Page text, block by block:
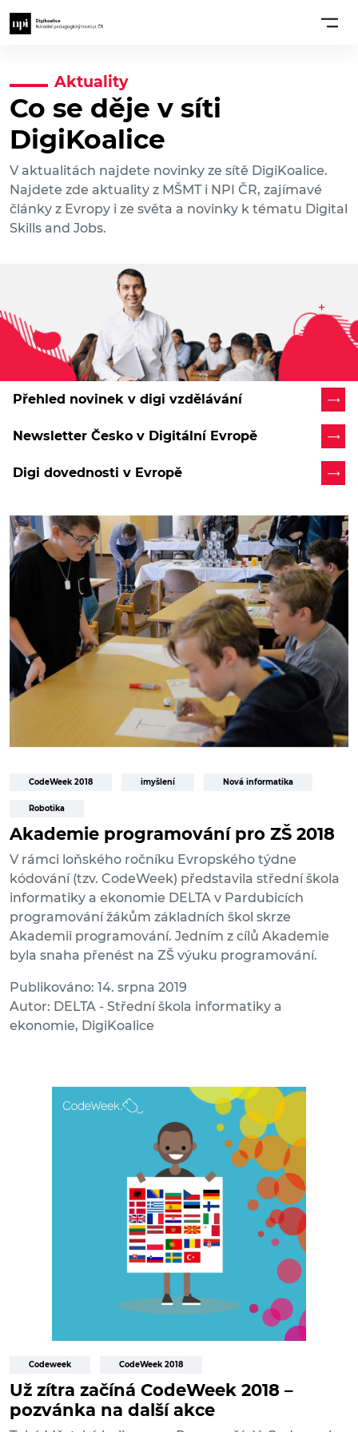
Aktuality
Co se děje v síti
DigiKoalice
V aktualitách najdete novinky ze sítě DigiKoalice.
Najdete zde aktuality z MŠMT i NPI ČR, zajímavé
články z Evropy i ze světa a novinky k tématu Digital
Skills and Jobs.
Přehled novinek v digi vzdělávání
Newsletter Česko v Digitální Evropě
Digi dovednosti v Evropě
CodeWeek 2018 imyšlení Nová informatika
Robotika
Akademie programování pro ZŠ 2018
V rámci loňského ročníku Evropského týdne
kódování (tzv. CodeWeek) představila střední škola
informatiky a ekonomie DELTA v Pardubicích
programování žákům základních škol skrze
Akademii programování. Jedním z cílů Akademie
byla snaha přenést na ZŠ výuku programování.
Publikováno: 14. srpna 2019
Autor: DELTA - Střední škola informatiky a
ekonomie, DigiKoalice
Codeweek CodeWeek 2018
Už zítra začíná CodeWeek 2018 –
pozvánka na další akce